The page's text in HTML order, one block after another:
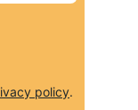
policy.